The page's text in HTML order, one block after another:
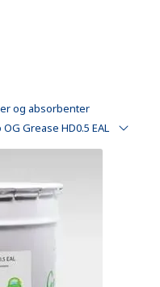
og absorbenter
Grease HD0.5 EAL